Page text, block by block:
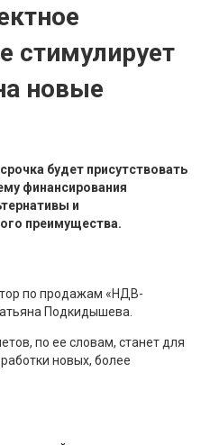
стимулирует
новые
будет присутствовать
финансирования
и
преимущества.
по продажам «НДВ-
Подкидышева.
по ее словам, станет для
новых, более